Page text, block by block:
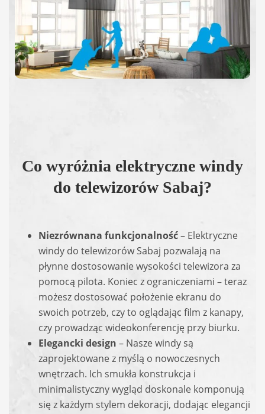
Co wyróżnia elektryczne windy
do telewizorów Sabaj?
Niezrównana funkcjonalność– Elektryczne
windy do telewizorów Sabaj pozwalają na
płynne dostosowanie wysokości telewizora za
pomocą pilota. Koniec z ograniczeniami – teraz
możesz dostosować położenie ekranu do
swoich potrzeb, czy to oglądając film z kanapy,
czy prowadząc wideokonferencję przy biurku.
Elegancki design – Nasze windy są
zaprojektowane z myślą o nowoczesnych
wnętrzach. Ich smukła konstrukcja i
minimalistyczny wygląd doskonale komponują
się z każdym stylem dekoracji, dodając elegancji